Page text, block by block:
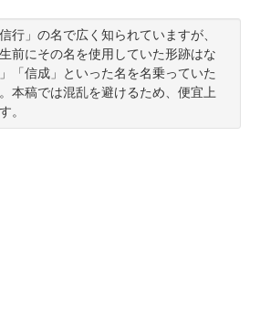
行」の名で広く知られていますが、
前にその名を使用していた形跡はな
「信成」といった名を名乗っていた
本稿では混乱を避けるため、便宜上
。